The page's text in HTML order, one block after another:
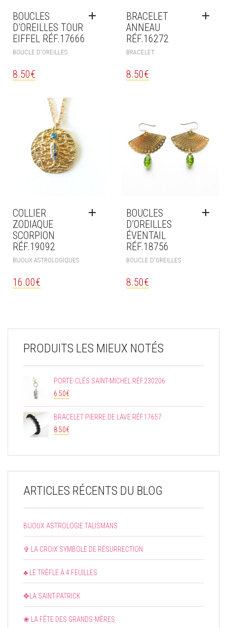
BOUCLES
D’OREILLES TOUR
EIFFEL RÉF.17666
BOUCLE D'OREILLES
8.50€
BRACELET
ANNEAU
RÉF.16272
BRACELET
8.50€
COLLIER
ZODIAQUE
SCORPION
RÉF.19092
BIJOUX ASTROLOGIQUES
16.00€
BOUCLES
D’OREILLES
ÉVENTAIL
RÉF.18756
BOUCLE D'OREILLES
8.50€
PRODUITS LES MIEUX NOTÉS
PORTE-CLÉS SAINT-MICHEL RÉF.230206
6.50€
BRACELET PIERRE DE LAVE RÉF.17657
8.50€
ARTICLES RÉCENTS DU BLOG
BIJOUX ASTROLOGIE TALISMANS
✞ LA CROIX SYMBOLE DE RÉSURRECTION
♣ LE TRÈFLE À 4 FEUILLES
✥LA SAINT-PATRICK
❀ LA FÊTE DES GRANDS-MÈRES